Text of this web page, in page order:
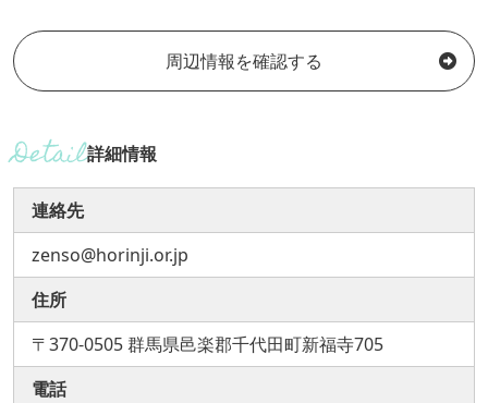
周辺情報を確認する
詳細情報
連絡先
zenso@horinji.or.jp
住所
〒370-0505 群馬県邑楽郡千代田町新福寺705
電話